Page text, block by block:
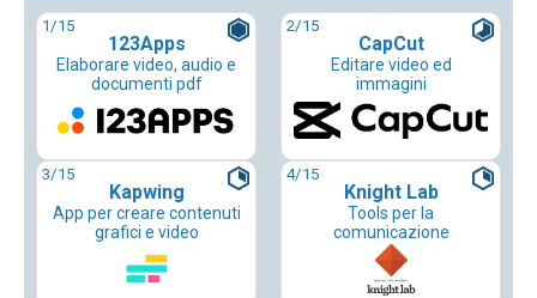
1/15
123Apps
Elaborare video, audio e
documenti pdf
2/15
CapCut
Editare video ed
immagini
3/15
Kapwing
App per creare contenuti
grafici e video
4/15
Knight Lab
Tools per la
comunicazione